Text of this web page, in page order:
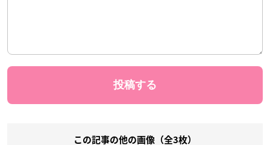
この記事の他の画像（全3枚）